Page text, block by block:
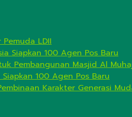
LDII
Siapkan 100 Agen Pos Baru
Pembangunan Masjid Al
100 Agen Pos Baru
Karakter Generasi